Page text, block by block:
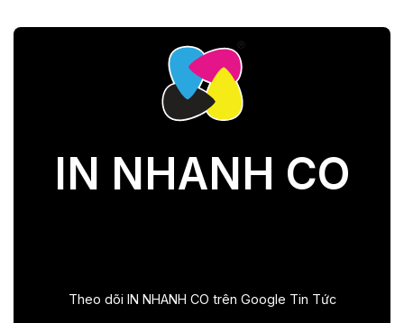
IN NHANH CO
Theo dõi IN NHANH CO trên Google Tin Tức